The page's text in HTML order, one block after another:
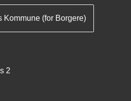
Kommune (for Borgere)
2